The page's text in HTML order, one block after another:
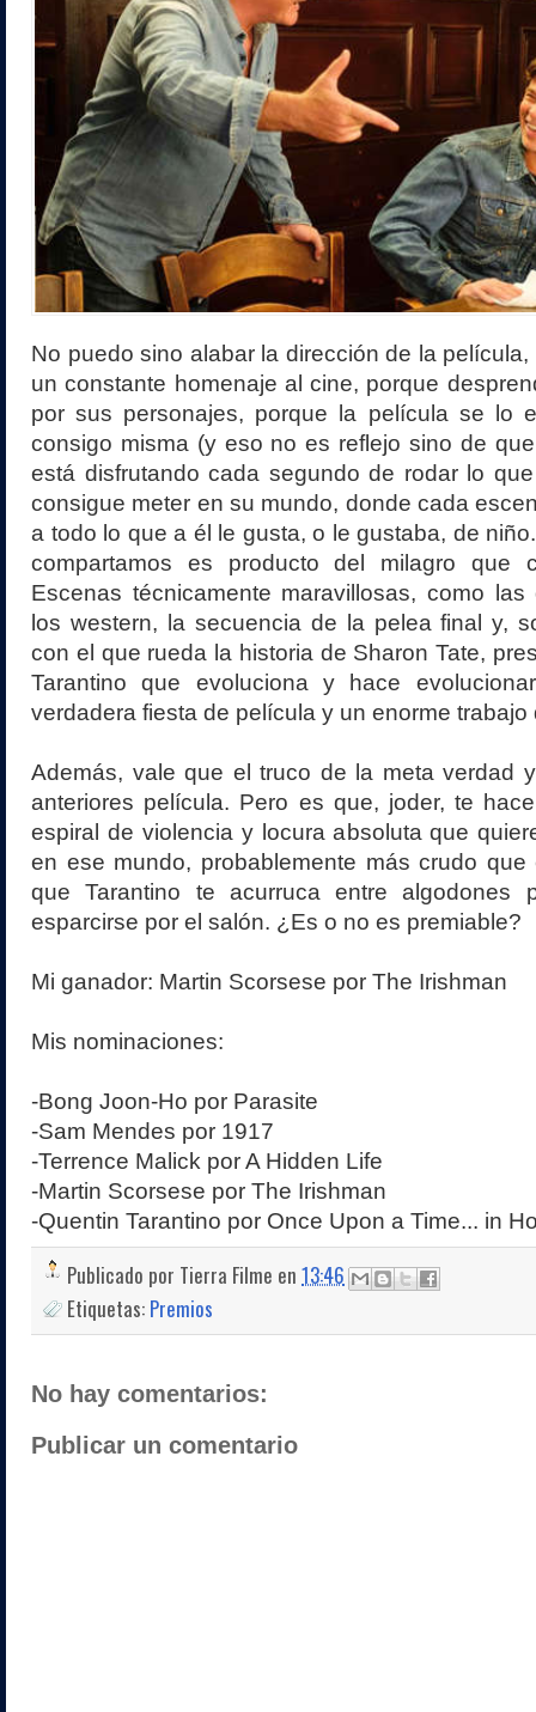
No puedo sino alabar la dirección de la
un constante homenaje al cine, porque
por sus personajes, porque la película se lo
consigo misma (y eso no es reflejo sino de
está disfrutando cada segundo de rodar lo
consigue meter en su mundo, donde cada
a todo lo que a él le gusta, o le gustaba, de
compartamos es producto del milagro que
Escenas técnicamente maravillosas, como
los western, la secuencia de la pelea final y,
con el que rueda la historia de Sharon Tate,
Tarantino que evoluciona y hace
verdadera fiesta de película y un enorme trabajo
Además, vale que el truco de la meta verdad
anteriores película. Pero es que, joder, te
espiral de violencia y locura absoluta que
en ese mundo, probablemente más crudo
que Tarantino te acurruca entre algodones
esparcirse por el salón. ¿Es o no es premiable?
Mi ganador: Martin Scorsese por The Irishman
Mis nominaciones:
-Bong Joon-Ho por Parasite
-Sam Mendes por 1917
-Terrence Malick por A Hidden Life
-Martin Scorsese por The Irishman
-Quentin Tarantino por Once Upon a Time... in
Publicado por Tierra Filme en 13:46
Etiquetas: Premios
No hay comentarios:
Publicar un comentario